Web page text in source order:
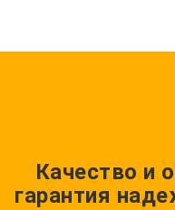
Качество и
гарантия